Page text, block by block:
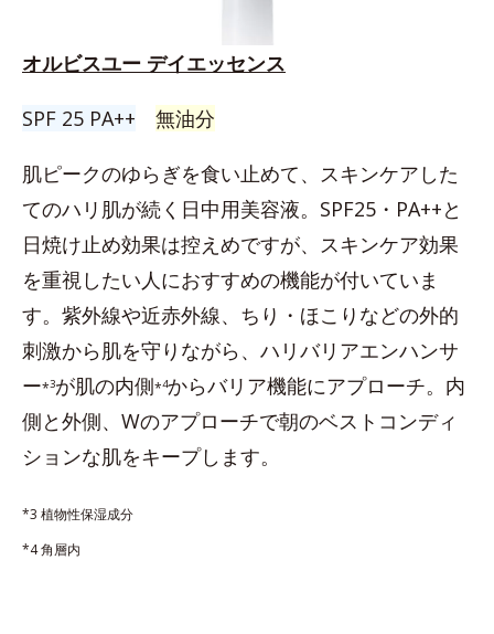
オルビスユー デイエッセンス
SPF 25 PA++ 無油分
肌ピークのゆらぎを食い止めて、スキンケアした
てのハリ肌が続く日中用美容液。SPF25・PA++と
日焼け止め効果は控えめですが、スキンケア効果
を重視したい人におすすめの機能が付いていま
す。紫外線や近赤外線、ちり・ほこりなどの外的
刺激から肌を守りながら、ハリバリアエンハンサ
ー*3が肌の内側*4からバリア機能にアプローチ。内
側と外側、Wのアプローチで朝のベストコンディ
ションな肌をキープします。
*3 植物性保湿成分
*4 角層内